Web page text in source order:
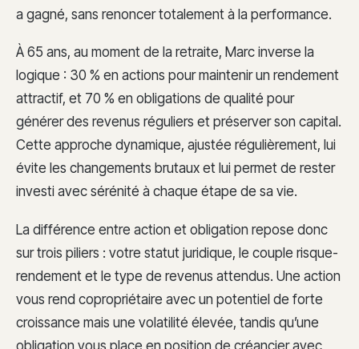
a gagné, sans renoncer totalement à la performance.
À 65 ans, au moment de la retraite, Marc inverse la
logique : 30 % en actions pour maintenir un rendement
attractif, et 70 % en obligations de qualité pour
générer des revenus réguliers et préserver son capital.
Cette approche dynamique, ajustée régulièrement, lui
évite les changements brutaux et lui permet de rester
investi avec sérénité à chaque étape de sa vie.
La différence entre action et obligation repose donc
sur trois piliers : votre statut juridique, le couple risque-
rendement et le type de revenus attendus. Une action
vous rend copropriétaire avec un potentiel de forte
croissance mais une volatilité élevée, tandis qu’une
obligation vous place en position de créancier avec